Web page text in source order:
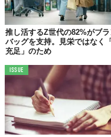
記憶力向
人は画像で見たものより
しやすいと言われていま
読んだもののほうが覚えや
たくさんの文章を読むこ
記憶力が鍛えられると言
推し活するZ世代の82%がブラ
バッグを支持。見栄ではなく
充足」のため
ISSUE